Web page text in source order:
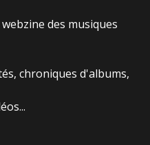
des musiques
chroniques d'albums,